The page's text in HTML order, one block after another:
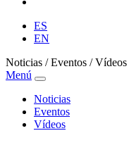
ES
EN
Noticias / Eventos / Vídeos
Menú
Noticias
Eventos
Vídeos